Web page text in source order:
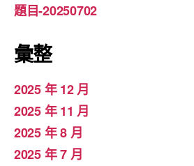
題目-20250702
彙整
2025 年 12 月
2025 年 11 月
2025 年 8 月
2025 年 7 月